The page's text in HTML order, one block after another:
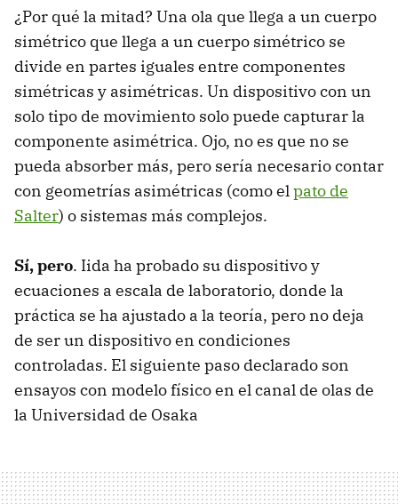
¿Por qué la mitad? Una ola que llega a un cuerpo
simétrico que llega a un cuerpo simétrico se
divide en partes iguales entre componentes
simétricas y asimétricas. Un dispositivo con un
solo tipo de movimiento solo puede capturar la
componente asimétrica. Ojo, no es que no se
pueda absorber más, pero sería necesario contar
con geometrías asimétricas (como elpato de
Salter) o sistemas más complejos.
Sí, pero. Iida ha probado su dispositivo y
ecuaciones a escala de laboratorio, donde la
práctica se ha ajustado a la teoría, pero no deja
de ser un dispositivo en condiciones
controladas. El siguiente paso declarado son
ensayos con modelo físico en el canal de olas de
la Universidad de Osaka